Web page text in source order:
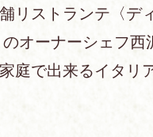
当館につい
リストランテ〈デ
オーナーシェフ西
庭で出来るイタリ